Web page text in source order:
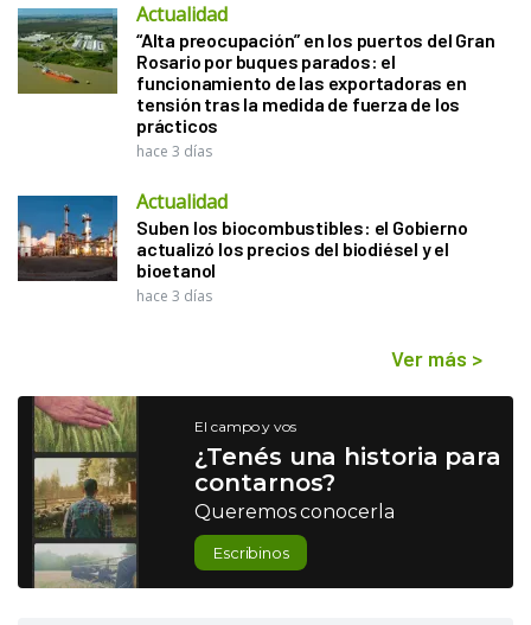
Actualidad
“Alta preocupación” en los puertos del Gran
Rosario por buques parados: el
funcionamiento de las exportadoras en
tensión tras la medida de fuerza de los
prácticos
hace 3 días
Actualidad
Suben los biocombustibles: el Gobierno
actualizó los precios del biodiésel y el
bioetanol
hace 3 días
Ver más >
El campo y vos
¿Tenés una historia para
contarnos?
Queremos conocerla
Escribinos